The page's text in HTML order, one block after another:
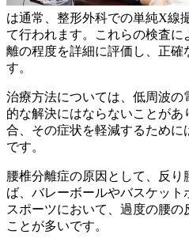
は通常、整形外科での単純X線
て行われます。これらの検査
離の程度を詳細に評価し、正確
す。
治療方法については、低周波
的な解決にはならないことが
合、その症状を軽減するため
です。
腰椎分離症の原因として、反り
ば、バレーボールやバスケット
スポーツにおいて、過度の腰
ことが多いです。